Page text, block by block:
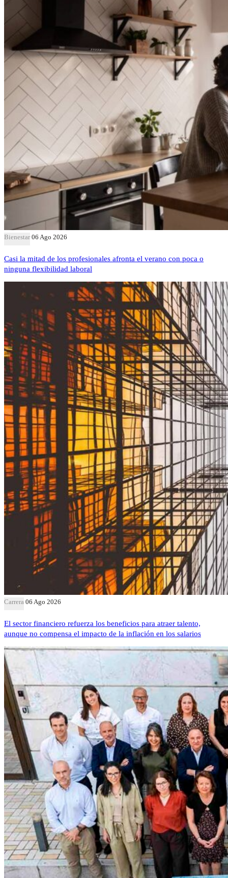
Bienestar 06 Ago 2026
Casi la mitad de los profesionales afronta el verano con poca o
ninguna flexibilidad laboral
Carrera 06 Ago 2026
El sector financiero refuerza los beneficios para atraer talento,
aunque no compensa el impacto de la inflación en los salarios